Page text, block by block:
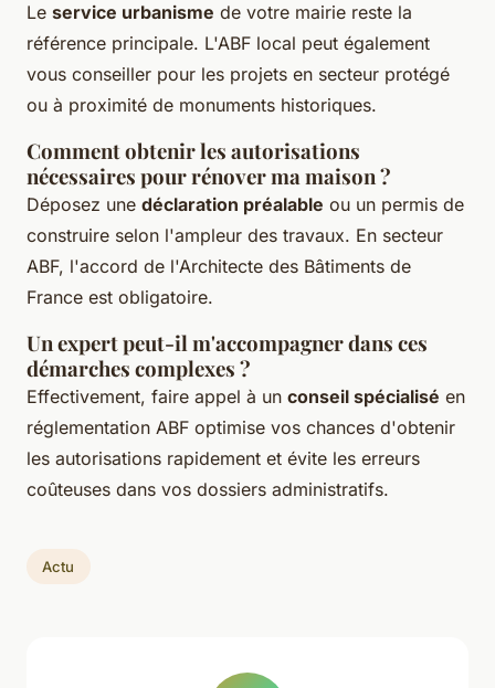
Le service urbanisme de votre mairie reste la
référence principale. L'ABF local peut également
vous conseiller pour les projets en secteur protégé
ou à proximité de monuments historiques.
Comment obtenir les autorisations
nécessaires pour rénover ma maison ?
Déposez une déclaration préalable ou un permis de
construire selon l'ampleur des travaux. En secteur
ABF, l'accord de l'Architecte des Bâtiments de
France est obligatoire.
Un expert peut-il m'accompagner dans ces
démarches complexes ?
Effectivement, faire appel à un conseil spécialisé en
réglementation ABF optimise vos chances d'obtenir
les autorisations rapidement et évite les erreurs
coûteuses dans vos dossiers administratifs.
Actu